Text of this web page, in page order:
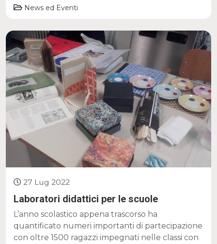
News ed Eventi
27 Lug 2022
Laboratori didattici per le scuole
L’anno scolastico appena trascorso ha
quantificato numeri importanti di partecipazione
con oltre 1500 ragazzi impegnati nelle classi con